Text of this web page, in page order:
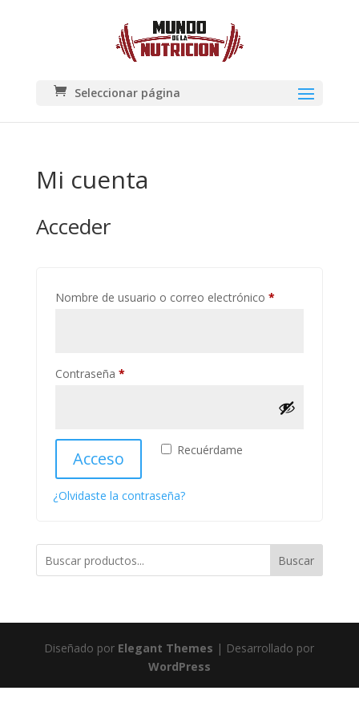
Seleccionar página
Mi cuenta
Acceder
Nombre de usuario o correo electrónico *Obligatorio
Contraseña *Obligatorio
Recuérdame
Acceso
¿Olvidaste la contraseña?
Buscar
Diseñado por Elegant Themes | Desarrollado por
WordPress